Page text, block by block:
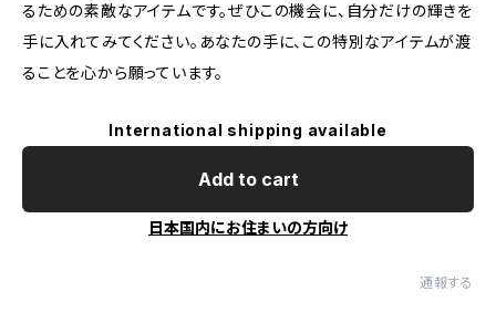
るための素敵なアイテムです。ぜひこの機会に、自分だけの輝きを
手に入れてみてください。あなたの手に、この特別なアイテムが渡
ることを心から願っています。
International shipping available
Add to cart
日本国内にお住まいの方向け
通報する